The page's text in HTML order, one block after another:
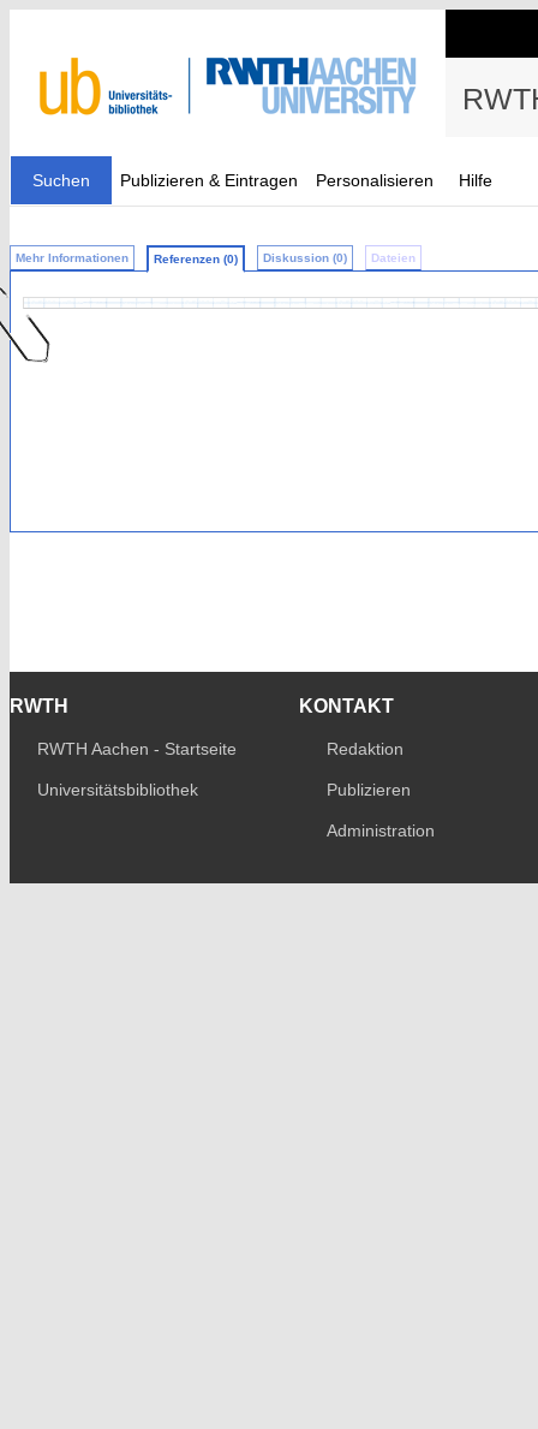
Suchen Publizieren & Eintragen Personalisieren Hilfe
Mehr Informationen Referenzen (0) Diskussion (0) Dateien
RWTH
RWTH Aachen - Startseite
Universitätsbibliothek
KONTAKT
Redaktion
Publizieren
Administration